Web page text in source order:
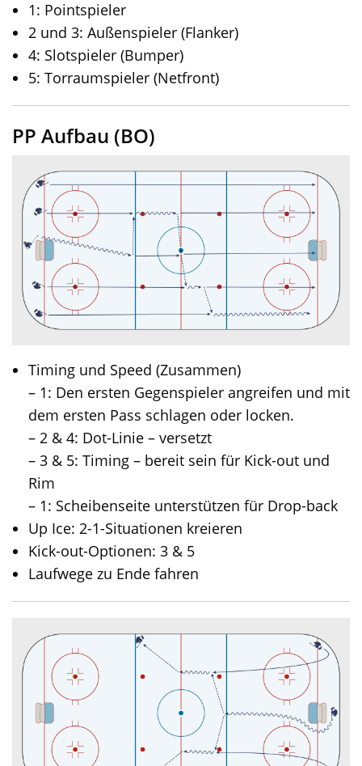
1: Pointspieler
2 und 3: Außenspieler (Flanker)
4: Slotspieler (Bumper)
5: Torraumspieler (Netfront)
PP Aufbau (BO)
Timing und Speed (Zusammen)
– 1: Den ersten Gegenspieler angreifen und mit
dem ersten Pass schlagen oder locken.
– 2 & 4: Dot-Linie – versetzt
– 3 & 5: Timing – bereit sein für Kick-out und
Rim
– 1: Scheibenseite unterstützen für Drop-back
Up Ice: 2-1-Situationen kreieren
Kick-out-Optionen: 3 & 5
Laufwege zu Ende fahren